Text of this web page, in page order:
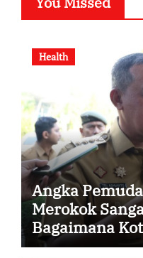
Health
Angka
Merokok
Bagaimana